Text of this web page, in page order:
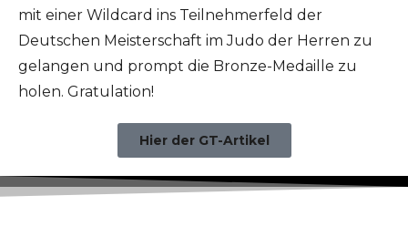
mit einer Wildcard ins Teilnehmerfeld der
Deutschen Meisterschaft im Judo der Herren zu
gelangen und prompt die Bronze-Medaille zu
holen. Gratulation!
Hier der GT-Artikel